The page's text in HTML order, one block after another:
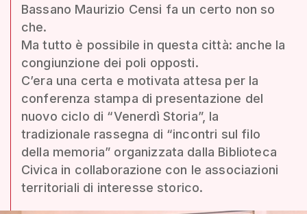
Bassano Maurizio Censi fa un certo non so
che.
Ma tutto è possibile in questa città: anche la
congiunzione dei poli opposti.
C’era una certa e motivata attesa per la
conferenza stampa di presentazione del
nuovo ciclo di “Venerdì Storia”, la
tradizionale rassegna di “incontri sul filo
della memoria” organizzata dalla Biblioteca
Civica in collaborazione con le associazioni
territoriali di interesse storico.